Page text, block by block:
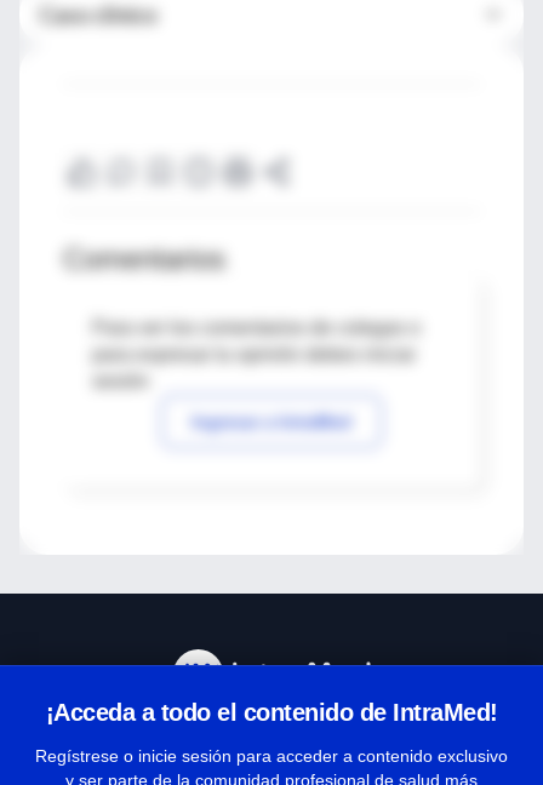
Caso clínico
Comentarios
Para ver los comentarios de colegas o
Ingresar a IntraMed
¡Acceda a todo el contenido de IntraMed!
Regístrese o inicie sesión para acceder a contenido exclusivo
y ser parte de la comunidad profesional de salud más